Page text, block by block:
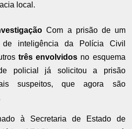
local.
Com a prisão de um
inteligência da Polícia Civil
três envolvidos no esquema
policial já solicitou a prisão
suspeitos, que agora são
à Secretaria de Estado de